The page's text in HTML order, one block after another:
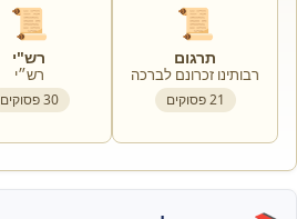
📜
תרגום
רבותינו זכרונם לברכה
21פסוקים
📜
רש"י
רש״י
30פסוקים